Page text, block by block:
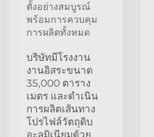
ตั้งอย่างสมบูรณ์
พร้อมการควบคุม
การผลิตทั้งหมด
บริษัทมีโรงงาน
งานอิสระขนาด
35,000 ตาราง
เมตร และดำเนิน
การผลิตเส้นทาง
โปรไฟล์วัตถุดิบ
อะลูมิเนียมด้วย